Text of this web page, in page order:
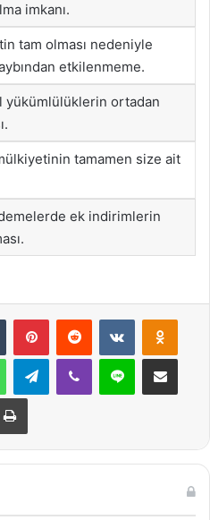
imkanı.
tam olması nedeniyle
etkilenmeme.
yükümlülüklerin ortadan
tamamen size ait
ek indirimlerin
Tumblr PinterestReddit VKontakte
WhatsAppTelegramViber Line E-Posta ile
Yazdır